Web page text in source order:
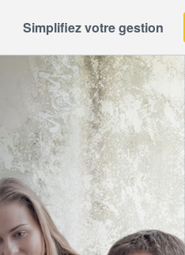
Simplifiez votre gestion